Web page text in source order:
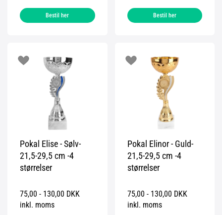
Bestil her Bestil her
Pokal Elise - Sølv-
21,5-29,5 cm -4
størrelser
75,00 - 130,00 DKK
inkl. moms
Pokal Elinor - Guld-
21,5-29,5 cm -4
størrelser
75,00 - 130,00 DKK
inkl. moms